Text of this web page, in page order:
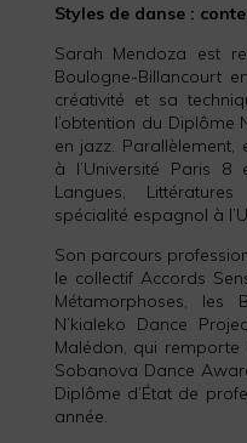
Styles de danse :
Sarah Mendoza est
Boulogne-Billancourt
créativité et sa
l’obtention du Diplôme
en jazz. Parallèlement,
à l’Université Paris
Langues,
spécialité espagnol à
Son parcours
le collectif Accords
Métamorphoses, les
N’kialeko Dance
Malédon, qui remporte
Sobanova Dance
Diplôme d’État de
année.